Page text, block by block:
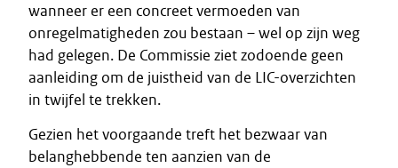
wanneer er een concreet vermoeden van
onregelmatigheden zou bestaan – wel op zijn weg
had gelegen. De Commissie ziet zodoende geen
aanleiding om de juistheid van de LIC-overzichten
in twijfel te trekken.
Gezien het voorgaande treft het bezwaar van
belanghebbende ten aanzien van de